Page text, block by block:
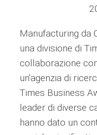
Manufacturing da
una divisione di
collaborazione
un'agenzia di
Times Business
leader di diverse
hanno dato un